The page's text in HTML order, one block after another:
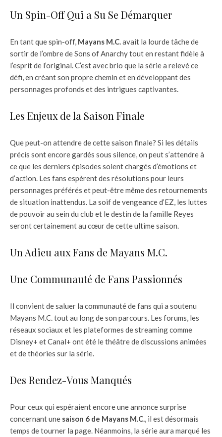
Un Spin-Off Qui a Su Se Démarquer
En tant que spin-off, Mayans M.C.avait la lourde tâche de
sortir de l’ombre de Sons of Anarchy tout en restant fidèle à
l’esprit de l’original. C’est avec brio que la série a relevé ce
défi, en créant son propre chemin et en développant des
personnages profonds et des intrigues captivantes.
Les Enjeux de la Saison Finale
Que peut-on attendre de cette saison finale? Si les détails
précis sont encore gardés sous silence, on peut s’attendre à
ce que les derniers épisodes soient chargés d’émotions et
d’action. Les fans espèrent des résolutions pour leurs
personnages préférés et peut-être même des retournements
de situation inattendus. La soif de vengeance d’EZ, les luttes
de pouvoir au sein du club et le destin de la famille Reyes
seront certainement au cœur de cette ultime saison.
Un Adieu aux Fans de Mayans M.C.
Une Communauté de Fans Passionnés
Il convient de saluer la communauté de fans qui a soutenu
Mayans M.C. tout au long de son parcours. Les forums, les
réseaux sociaux et les plateformes de streaming comme
Disney+ et Canal+ ont été le théâtre de discussions animées
et de théories sur la série.
Des Rendez-Vous Manqués
Pour ceux qui espéraient encore une annonce surprise
concernant une saison 6 de Mayans M.C., il est désormais
temps de tourner la page. Néanmoins, la série aura marqué les